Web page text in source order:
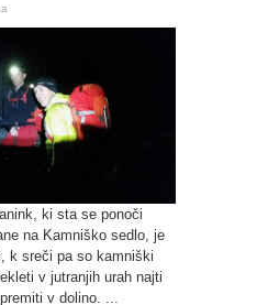
ki sta se ponoči
na Kamniško sedlo, je
k sreči pa so kamniški
v jutranjih urah najti
v dolino. ...